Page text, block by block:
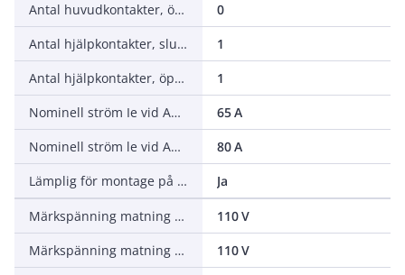
Antal huvudkontakter, öppnande (NC - normalt stängda)
0
Antal hjälpkontakter, slutande (NO - normalt öppna)
1
Antal hjälpkontakter, öppnande (NC - normalt stängda)
1
Nominell ström Ie vid AC-3, 400 V
65 A
Nominell ström le vid AC-1, 400 V
80 A
Lämplig för montage på skena
Ja
Märkspänning matning vid AC 50 Hz
110 V
Märkspänning matning vid AC 60 Hz
110 V